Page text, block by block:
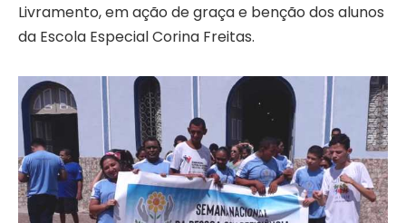
Livramento, em ação de graça e benção dos alunos
da Escola Especial Corina Freitas.